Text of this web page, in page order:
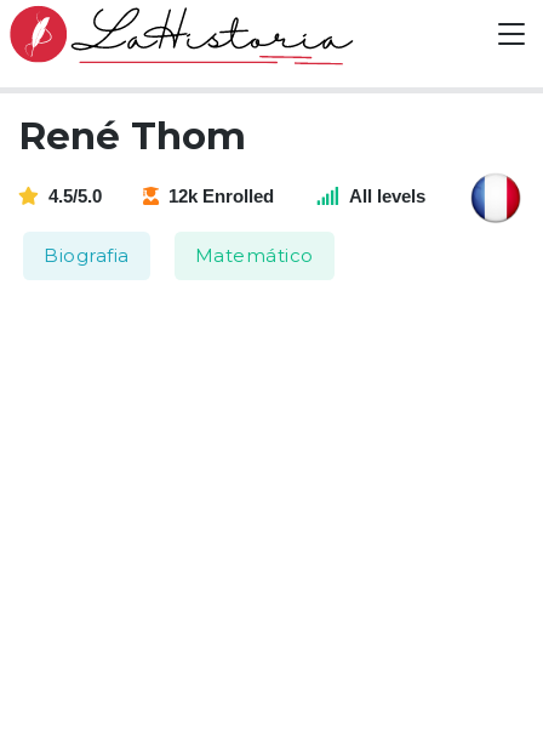
René Thom
4.5/5.0 12k Enrolled All levels
Biografia Matemático